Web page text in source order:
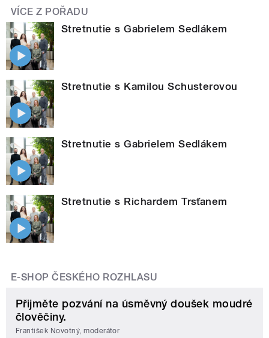
VÍCE Z POŘADU
Stretnutie s Gabrielem Sedlákem
Stretnutie s Kamilou Schusterovou
Stretnutie s Gabrielem Sedlákem
Stretnutie s Richardem Trsťanem
E-SHOP ČESKÉHO ROZHLASU
Přijměte pozvání na úsměvný doušek moudré
člověčiny.
František Novotný, moderátor